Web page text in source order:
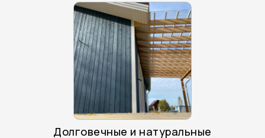
Долговечные и натуральные